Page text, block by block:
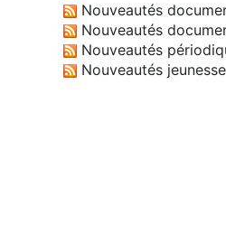
Nouveautés
Nouveautés
Nouveautés
Nouveautés jeunesse